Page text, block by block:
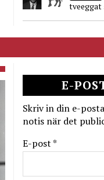
tveeggat
E-
Skriv in din e-
notis när det
E-post *